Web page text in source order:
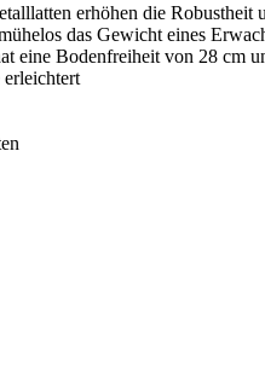
erhöhen die
das Gewicht eines
eine Bodenfreiheit von 28 cm